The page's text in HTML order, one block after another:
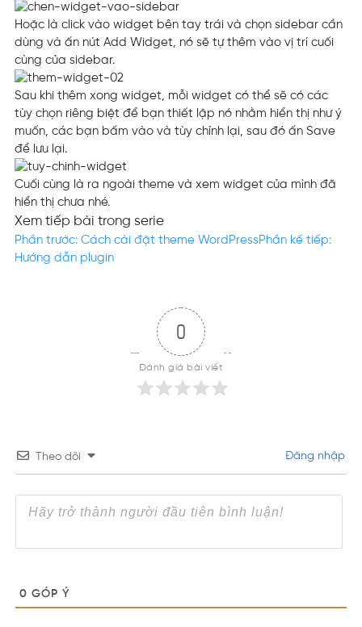
Hoặc là click vào widget bên tay trái và chọn sidebar cần
dùng và ấn nút Add Widget, nó sẽ tự thêm vào vị trí cuối
cùng của sidebar.
Sau khi thêm xong widget, mỗi widget có thể sẽ có các
tùy chọn riêng biệt để bạn thiết lập nó nhằm hiển thị như ý
muốn, các bạn bấm vào và tùy chỉnh lại, sau đó ấn Save
để lưu lại.
Cuối cùng là ra ngoài theme và xem widget của mình đã
hiển thị chưa nhé.
Xem tiếp bài trong serie
Phần trước: Cách cài đặt theme WordPressPhần kế tiếp:
Hướng dẫn plugin
0
Đánh giá bài viết
Theo dõi Đăng nhập
0 GÓP Ý